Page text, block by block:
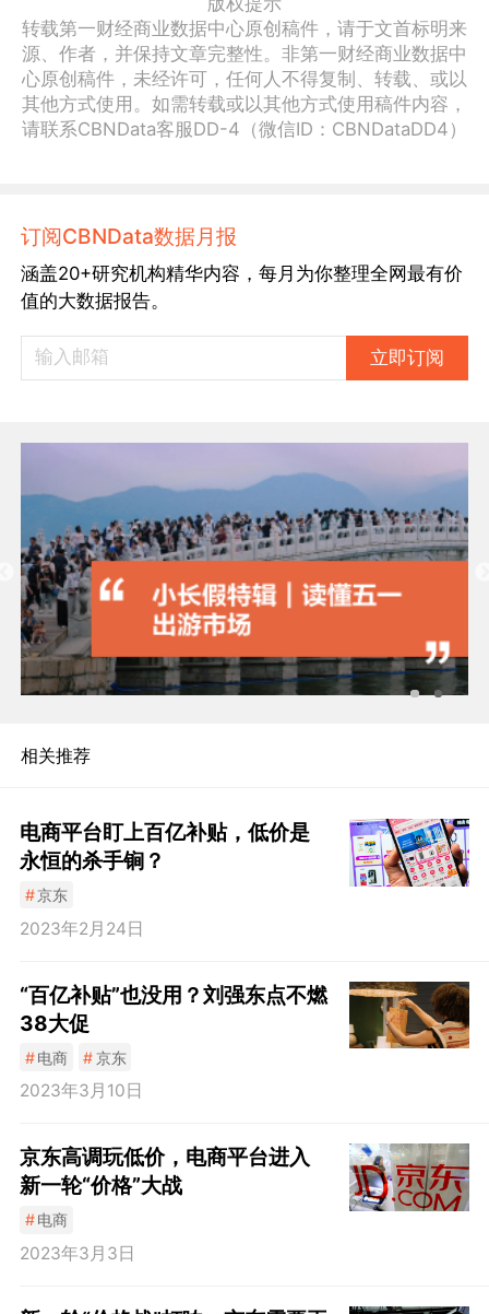
转载第一财经商业数据中心原创稿件，请于文首标明来
源、作者，并保持文章完整性。非第一财经商业数据中
心原创稿件，未经许可，任何人不得复制、转载、或以
其他方式使用。如需转载或以其他方式使用稿件内容，
请联系CBNData客服DD-4（微信ID：CBNDataDD4）
订阅CBNData数据月报
涵盖20+研究机构精华内容，每月为你整理全网最有价
值的大数据报告。
立即订阅
相关推荐
电商平台盯上百亿补贴，低价是
永恒的杀手锏？
#京东
2023年2月24日
“百亿补贴”也没用？刘强东点不燃
38大促
#电商 #京东
2023年3月10日
京东高调玩低价，电商平台进入
新一轮“价格”大战
#电商
2023年3月3日